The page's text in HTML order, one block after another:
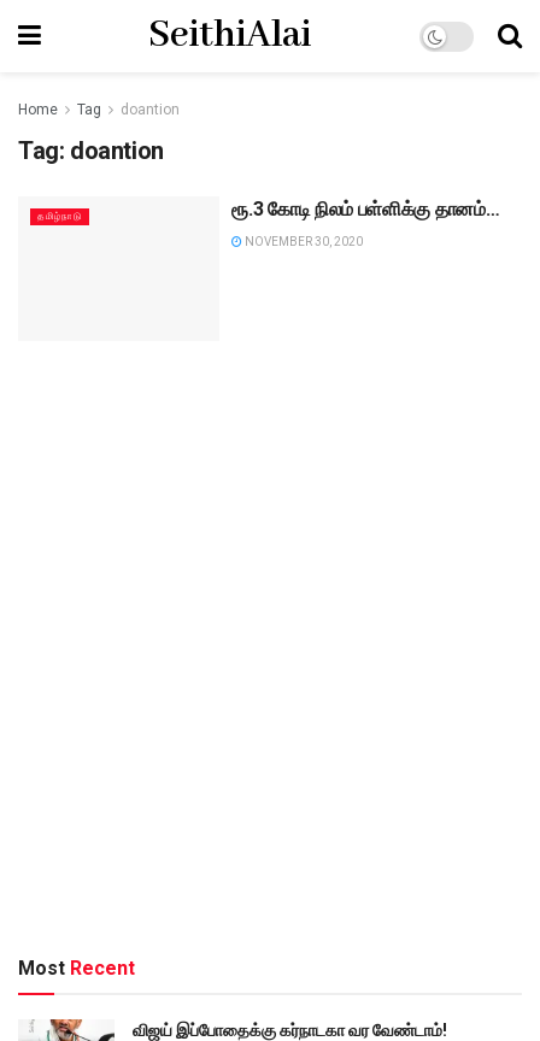
SeithiAlai
Home Tag doantion
Tag: doantion
தமிழ்நாடு ரூ.3 கோடி நிலம் பள்ளிக்கு தானம்…
NOVEMBER 30, 2020
Most Recent
விஜய் இப்போதைக்கு கர்நாடகா வர வேண்டாம்!